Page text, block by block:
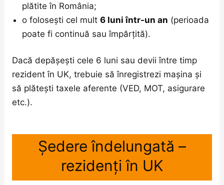
plătite în România;
o folosești cel mult6 luni într-un an (perioada
poate fi continuă sau împărțită).
Dacă depășești cele 6 luni sau devii între timp
rezident în UK, trebuie să înregistrezi mașina și
să plătești taxele aferente (VED, MOT, asigurare
etc.).
Ședere îndelungată –
rezidenți în UK